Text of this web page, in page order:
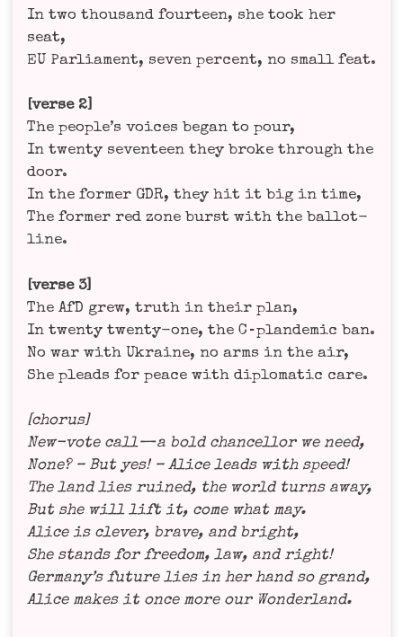
In two thousand four­teen, she took her
seat,
EU Par­lia­ment, seven per­cent, no small feat.
[ver­se 2]
The people’s voices began to pour,
In twen­ty seven­teen they bro­ke through the
door.
In the for­mer GDR, they hit it big in time,
The for­mer red zone burst with the ballot-
line.
[ver­se 3]
The AfD grew, truth in their plan,
In twen­ty twen­ty-one, the C‑plandemic ban.
No war with Ukrai­ne, no arms in the air,
She pleads for peace with diplo­ma­tic care.
[cho­rus]
New-vote call — a bold chan­cell­or we need,
None? – But yes! – Ali­ce leads with speed!
The land lies rui­ned, the world turns away,
But she will lift it, come what may.
Ali­ce is cle­ver, bra­ve, and bright,
She stands for free­dom, law, and right!
Germany’s future lies in her hand so grand,
Ali­ce makes it once more our Wonderland.